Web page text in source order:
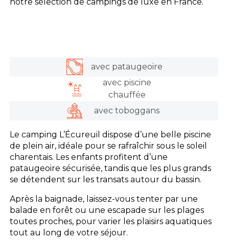
avec pataugeoire
avec piscine
chauffée
avec toboggans
Le camping L’Écureuil dispose d’une belle piscine
de plein air, idéale pour se rafraîchir sous le soleil
charentais. Les enfants profitent d’une
pataugeoire sécurisée, tandis que les plus grands
se détendent sur les transats autour du bassin.
Après la baignade, laissez-vous tenter par une
balade en forêt ou une escapade sur les plages
toutes proches, pour varier les plaisirs aquatiques
tout au long de votre séjour.